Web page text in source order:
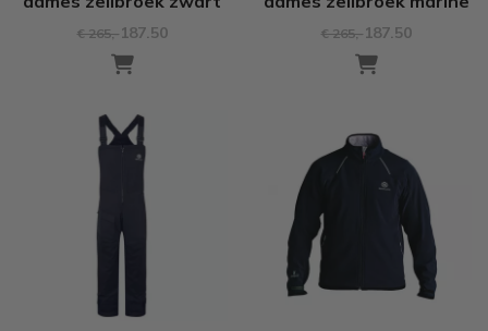
€ 265,- 187.50 € 265,- 187.50